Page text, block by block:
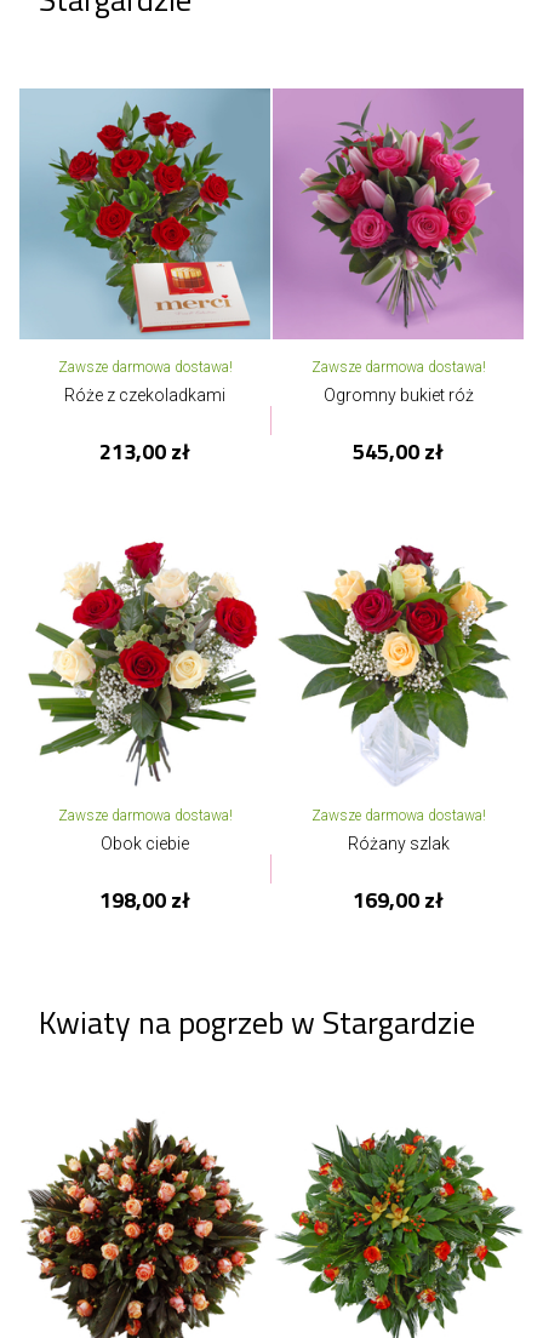
Zawsze darmowa dostawa!
Róże z czekoladkami
213,00 zł
Zawsze darmowa dostawa!
Ogromny bukiet róż
545,00 zł
Zawsze darmowa dostawa!
Obok ciebie
198,00 zł
Zawsze darmowa dostawa!
Różany szlak
169,00 zł
Kwiaty na pogrzeb w Stargardzie